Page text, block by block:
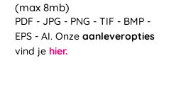
(max 8mb)
PDF - JPG - PNG - TIF - BMP -
EPS - AI. Onze aanleveropties
vind je hier.